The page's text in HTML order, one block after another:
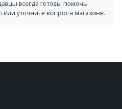
всегда готовы помочь:
уточните вопрос в магазине.